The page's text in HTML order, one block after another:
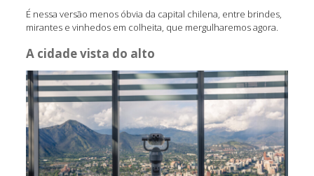
É nessa versão menos óbvia da capital chilena, entre brindes,
mirantes e vinhedos em colheita, que mergulharemos agora.
A cidade vista do alto